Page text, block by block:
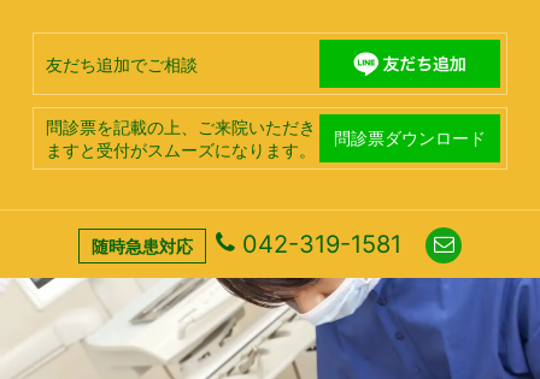
随時急患対応 042-319-1581
友だち追加でご相談
問診票を記載の上、ご来院いただき
ますと受付がスムーズになります。
問診票ダウンロード